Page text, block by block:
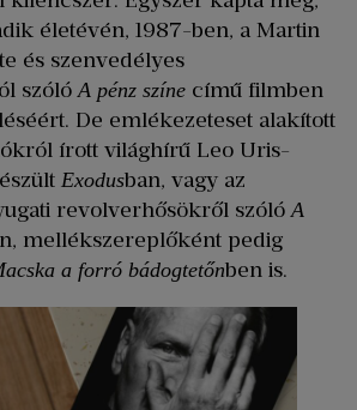
életévén, 1987-ben, a Martin
és szenvedélyes
szólóA pénz színe című filmben
De emlékezeteset alakított
írott világhírű Leo Uris-
Exodusban, vagy az
revolverhősökről szólóA
mellékszereplőként pedig
a forró bádogtetőnben is.